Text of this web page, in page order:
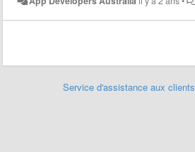
Service d'assistance aux clients